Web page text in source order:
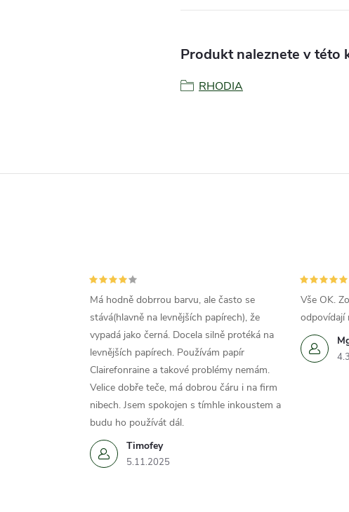
Produkt naleznete v této
RHODIA
Timofey
5.11.2025
Má hodně dobrrou barvu, ale často se
stává(hlavně na levnějších papírech), že
vypadá jako černá. Docela silně protéká na
levnějších papírech. Používám papír
Clairefonraine a takové problémy nemám.
Velice dobře teče, má dobrou čáru i na firm
nibech. Jsem spokojen s tímhle inkoustem a
budu ho používát dál.
Vše OK.
odpovídají